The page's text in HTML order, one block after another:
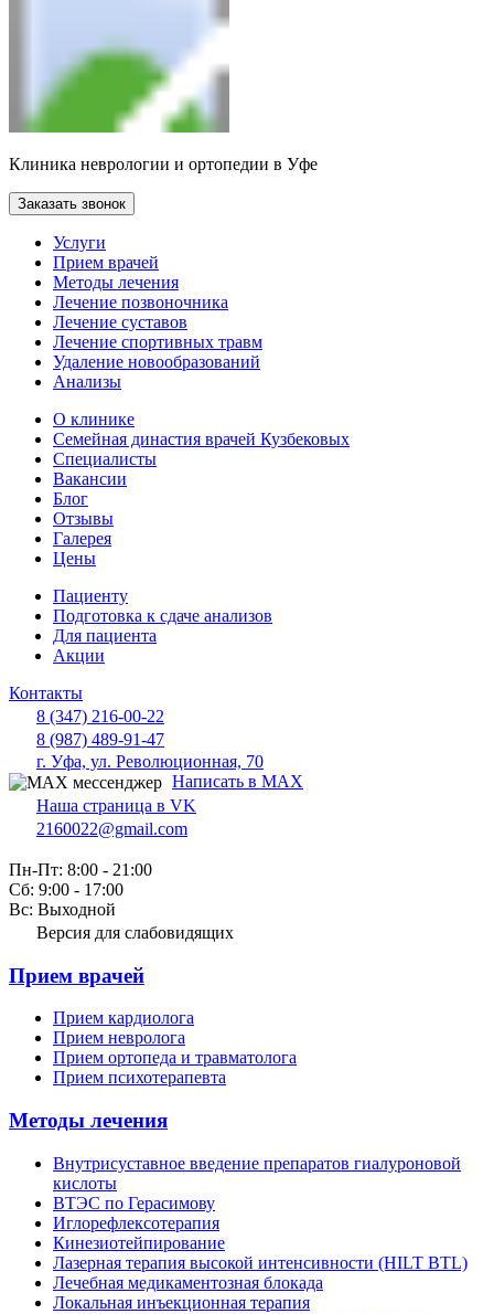
Клиника неврологии и ортопедии в Уфе
Заказать звонок
Услуги
Прием врачей
Методы лечения
Лечение позвоночника
Лечение суставов
Лечение спортивных травм
Удаление новообразований
Анализы
О клинике
Семейная династия врачей Кузбековых
Специалисты
Вакансии
Блог
Отзывы
Галерея
Цены
Пациенту
Подготовка к сдаче анализов
Для пациента
Акции
Контакты
8 (347) 216-00-22
8 (987) 489-91-47
г. Уфа, ул. Революционная, 70
Написать в MAX
Наша страница в VK
2160022@gmail.com
Пн-Пт: 8:00 - 21:00
Сб: 9:00 - 17:00
Вс: Выходной
Версия для слабовидящих
Прием врачей
Прием кардиолога
Прием невролога
Прием ортопеда и травматолога
Прием психотерапевта
Методы лечения
Внутрисуставное введение препаратов гиалуроновой
кислоты
ВТЭС по Герасимову
Иглорефлексотерапия
Кинезиотейпирование
Лазерная терапия высокой интенсивности (HILT BTL)
Лечебная медикаментозная блокада
Локальная инъекционная терапия